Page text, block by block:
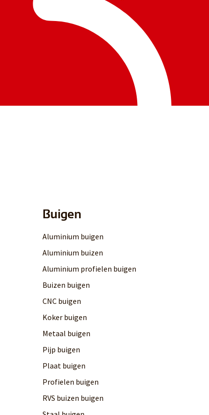
Buigen
Aluminium buigen
Aluminium buizen
Aluminium profielen buigen
Buizen buigen
CNC buigen
Koker buigen
Metaal buigen
Pijp buigen
Plaat buigen
Profielen buigen
RVS buizen buigen